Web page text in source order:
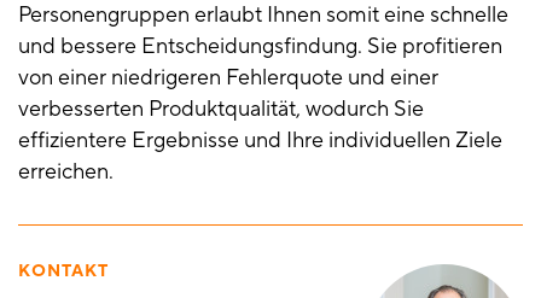
Personengruppen erlaubt Ihnen somit eine schnelle
und bessere Entscheidungsfindung. Sie profitieren
von einer niedrigeren Fehlerquote und einer
verbesserten Produktqualität, wodurch Sie
effizientere Ergebnisse und Ihre individuellen Ziele
erreichen.
KONTAKT